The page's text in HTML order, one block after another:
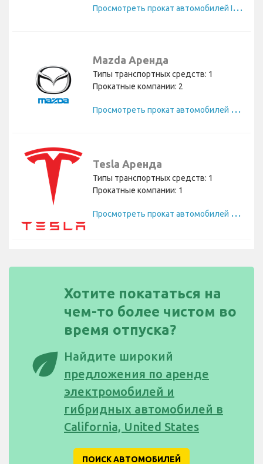
П
росмотреть прокат автомобилей Infiniti
Mazda Аренда
Типы транспортных средств: 1
Прокатные компании: 2
П
росмотреть прокат автомобилей Mazda
Tesla Аренда
Типы транспортных средств: 1
Прокатные компании: 1
П
росмотреть прокат автомобилей Tesla
eco
Хотите покататься на
чем-то более чистом во
время отпуска?
Найдите широкий
предложения по аренде
электромобилей и
гибридных автомобилей в
California, United States
ПОИСК АВТОМОБИЛЕЙ